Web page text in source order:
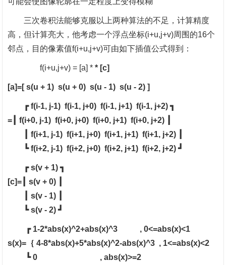
三次卷积法能够克服以上两种算法的不足，计算精度
高，但计算亮大，他考虑一个浮点坐标(i+u,j+v)周围的16个
邻点，目的像素值f(i+u,j+v)可由如下插值公式得到：
f(i+u,j+v) = [a] ** [c]
[a]=[ s(u + 1) s(u + 0) s(u - 1) s(u - 2) ]
┏f(i-1, j-1) f(i-1, j+0) f(i-1, j+1) f(i-1, j+2)┓
=
f(i+0, j-1) f(i+0, j+0) f(i+0, j+1) f(i+0, j+2)
f(i+1, j-1) f(i+1, j+0) f(i+1, j+1) f(i+1, j+2)
┗f(i+2, j-1) f(i+2, j+0) f(i+2, j+1) f(i+2, j+2)┛
┏s(v + 1)┓
[c]=
s(v + 0)
s(v - 1)
┗s(v - 2)┛
┏1-2*abs(x)^2+abs(x)^3 , 0<=abs(x)<1
s(x)=｛ 4-8*abs(x)+5*abs(x)^2-abs(x)^3 , 1<=abs(x)<2
┗0 , abs(x)>=2